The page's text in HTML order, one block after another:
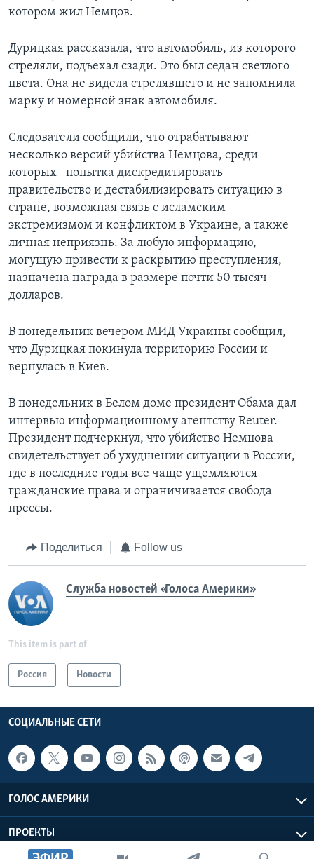
котором жил Немцов.
Дурицкая рассказала, что автомобиль, из которого
стреляли, подъехал сзади. Это был седан светлого
цвета. Она не видела стрелявшего и не запомнила
марку и номерной знак автомобиля.
Следователи сообщили, что отрабатывают
несколько версий убийства Немцова, среди
которых– попытка дискредитировать
правительство и дестабилизировать ситуацию в
стране, возможная связь с исламским
экстремизмом и конфликтом в Украине, а также
личная неприязнь. За любую информацию,
могущую привести к раскрытию преступления,
назначена награда в размере почти 50 тысяч
долларов.
В понедельник вечером МИД Украины сообщил,
что Дурицкая покинула территорию России и
вернулась в Киев.
В понедельник в Белом доме президент Обама дал
интервью информационному агентству Reuter.
Президент подчеркнул, что убийство Немцова
свидетельствует об ухудшении ситуации в России,
где в последние годы все чаще ущемляются
гражданские права и ограничивается свобода
прессы.
Поделиться Follow us
Служба новостей «Голоса Америки»
This item is part of
Россия Новости
СОЦИАЛЬНЫЕ СЕТИ
ГОЛОС АМЕРИКИ
ПРОЕКТЫ